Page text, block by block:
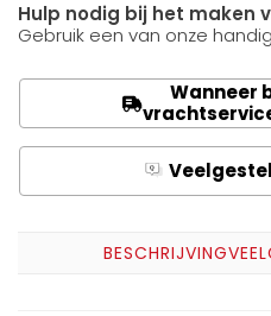
Hulp nodig bij het maken
Gebruik een van onze
Wanneer
Q
BESCHRIJVING